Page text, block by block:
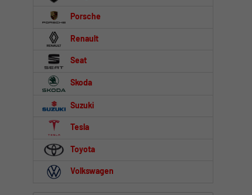
Porsche
Renault
Seat
Skoda
Suzuki
Tesla
Toyota
Volkswagen